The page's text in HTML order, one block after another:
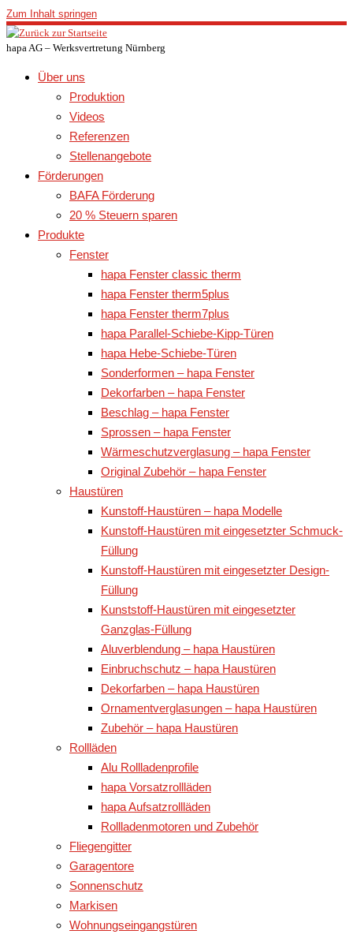
Zum Inhalt springen
hapa AG – Werksvertretung Nürnberg
Über uns
Produktion
Videos
Referenzen
Stellenangebote
Förderungen
BAFA Förderung
20 % Steuern sparen
Produkte
Fenster
hapa Fenster classic therm
hapa Fenster therm5plus
hapa Fenster therm7plus
hapa Parallel-Schiebe-Kipp-Türen
hapa Hebe-Schiebe-Türen
Sonderformen – hapa Fenster
Dekorfarben – hapa Fenster
Beschlag – hapa Fenster
Sprossen – hapa Fenster
Wärmeschutzverglasung – hapa Fenster
Original Zubehör – hapa Fenster
Haustüren
Kunstoff-Haustüren – hapa Modelle
Kunstoff-Haustüren mit eingesetzter Schmuck-
Füllung
Kunstoff-Haustüren mit eingesetzter Design-
Füllung
Kunststoff-Haustüren mit eingesetzter
Ganzglas-Füllung
Aluverblendung – hapa Haustüren
Einbruchschutz – hapa Haustüren
Dekorfarben – hapa Haustüren
Ornamentverglasungen – hapa Haustüren
Zubehör – hapa Haustüren
Rollläden
Alu Rollladenprofile
hapa Vorsatzrollläden
hapa Aufsatzrollläden
Rollladenmotoren und Zubehör
Fliegengitter
Garagentore
Sonnenschutz
Markisen
Wohnungseingangstüren